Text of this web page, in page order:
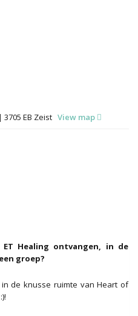
EB Zeist View map
Healing ontvangen, in de
groep?
in de knusse ruimte van Heart of